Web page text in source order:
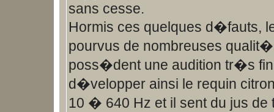
sans cesse.
Hormis ces quelques d�fauts,
pourvus de nombreuses
poss�dent une audition tr�s
d�velopper ainsi le requin
10 � 640 Hz et il sent du jus